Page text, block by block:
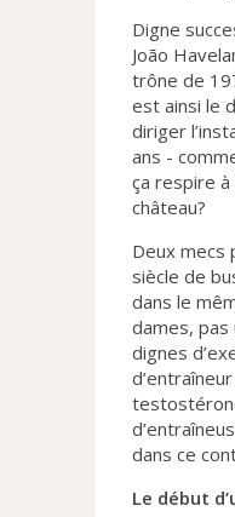
Digne
João
trône de
est ainsi le
diriger
ans -
ça respire à
château?
Deux mecs
siècle de
dans le
dames, pas
dignes
dans ce
Le début